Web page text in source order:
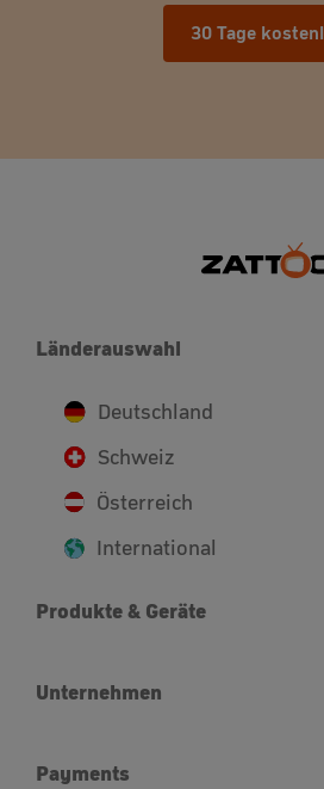
30 Tage
Länderauswahl
Deutschland
Schweiz
Österreich
International
Produkte & Geräte
Unternehmen
Payments